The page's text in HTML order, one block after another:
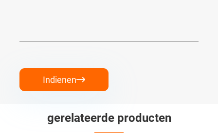
Indienen
gerelateerde producten